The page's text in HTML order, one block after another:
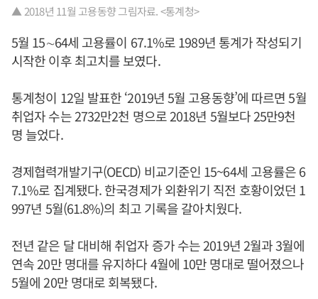
▲ 2018년 11월 고용동향 그림자료. <통계청>
5월 15∼64세 고용률이 67.1%로 1989년 통계가 작성되기
시작한 이후 최고치를 보였다.
통계청이 12일 발표한 ‘2019년 5월 고용동향’에 따르면 5월
취업자 수는 2732만2천 명으로 2018년 5월보다 25만9천
명 늘었다.
경제협력개발기구(OECD) 비교기준인 15~64세 고용률은 6
7.1%로 집계됐다. 한국경제가 외환위기 직전 호황이었던 1
997년 5월(61.8%)의 최고 기록을 갈아치웠다.
전년 같은 달 대비해 취업자 증가 수는 2019년 2월과 3월에
연속 20만 명대를 유지하다 4월에 10만 명대로 떨어졌으나
5월에 20만 명대로 회복됐다.